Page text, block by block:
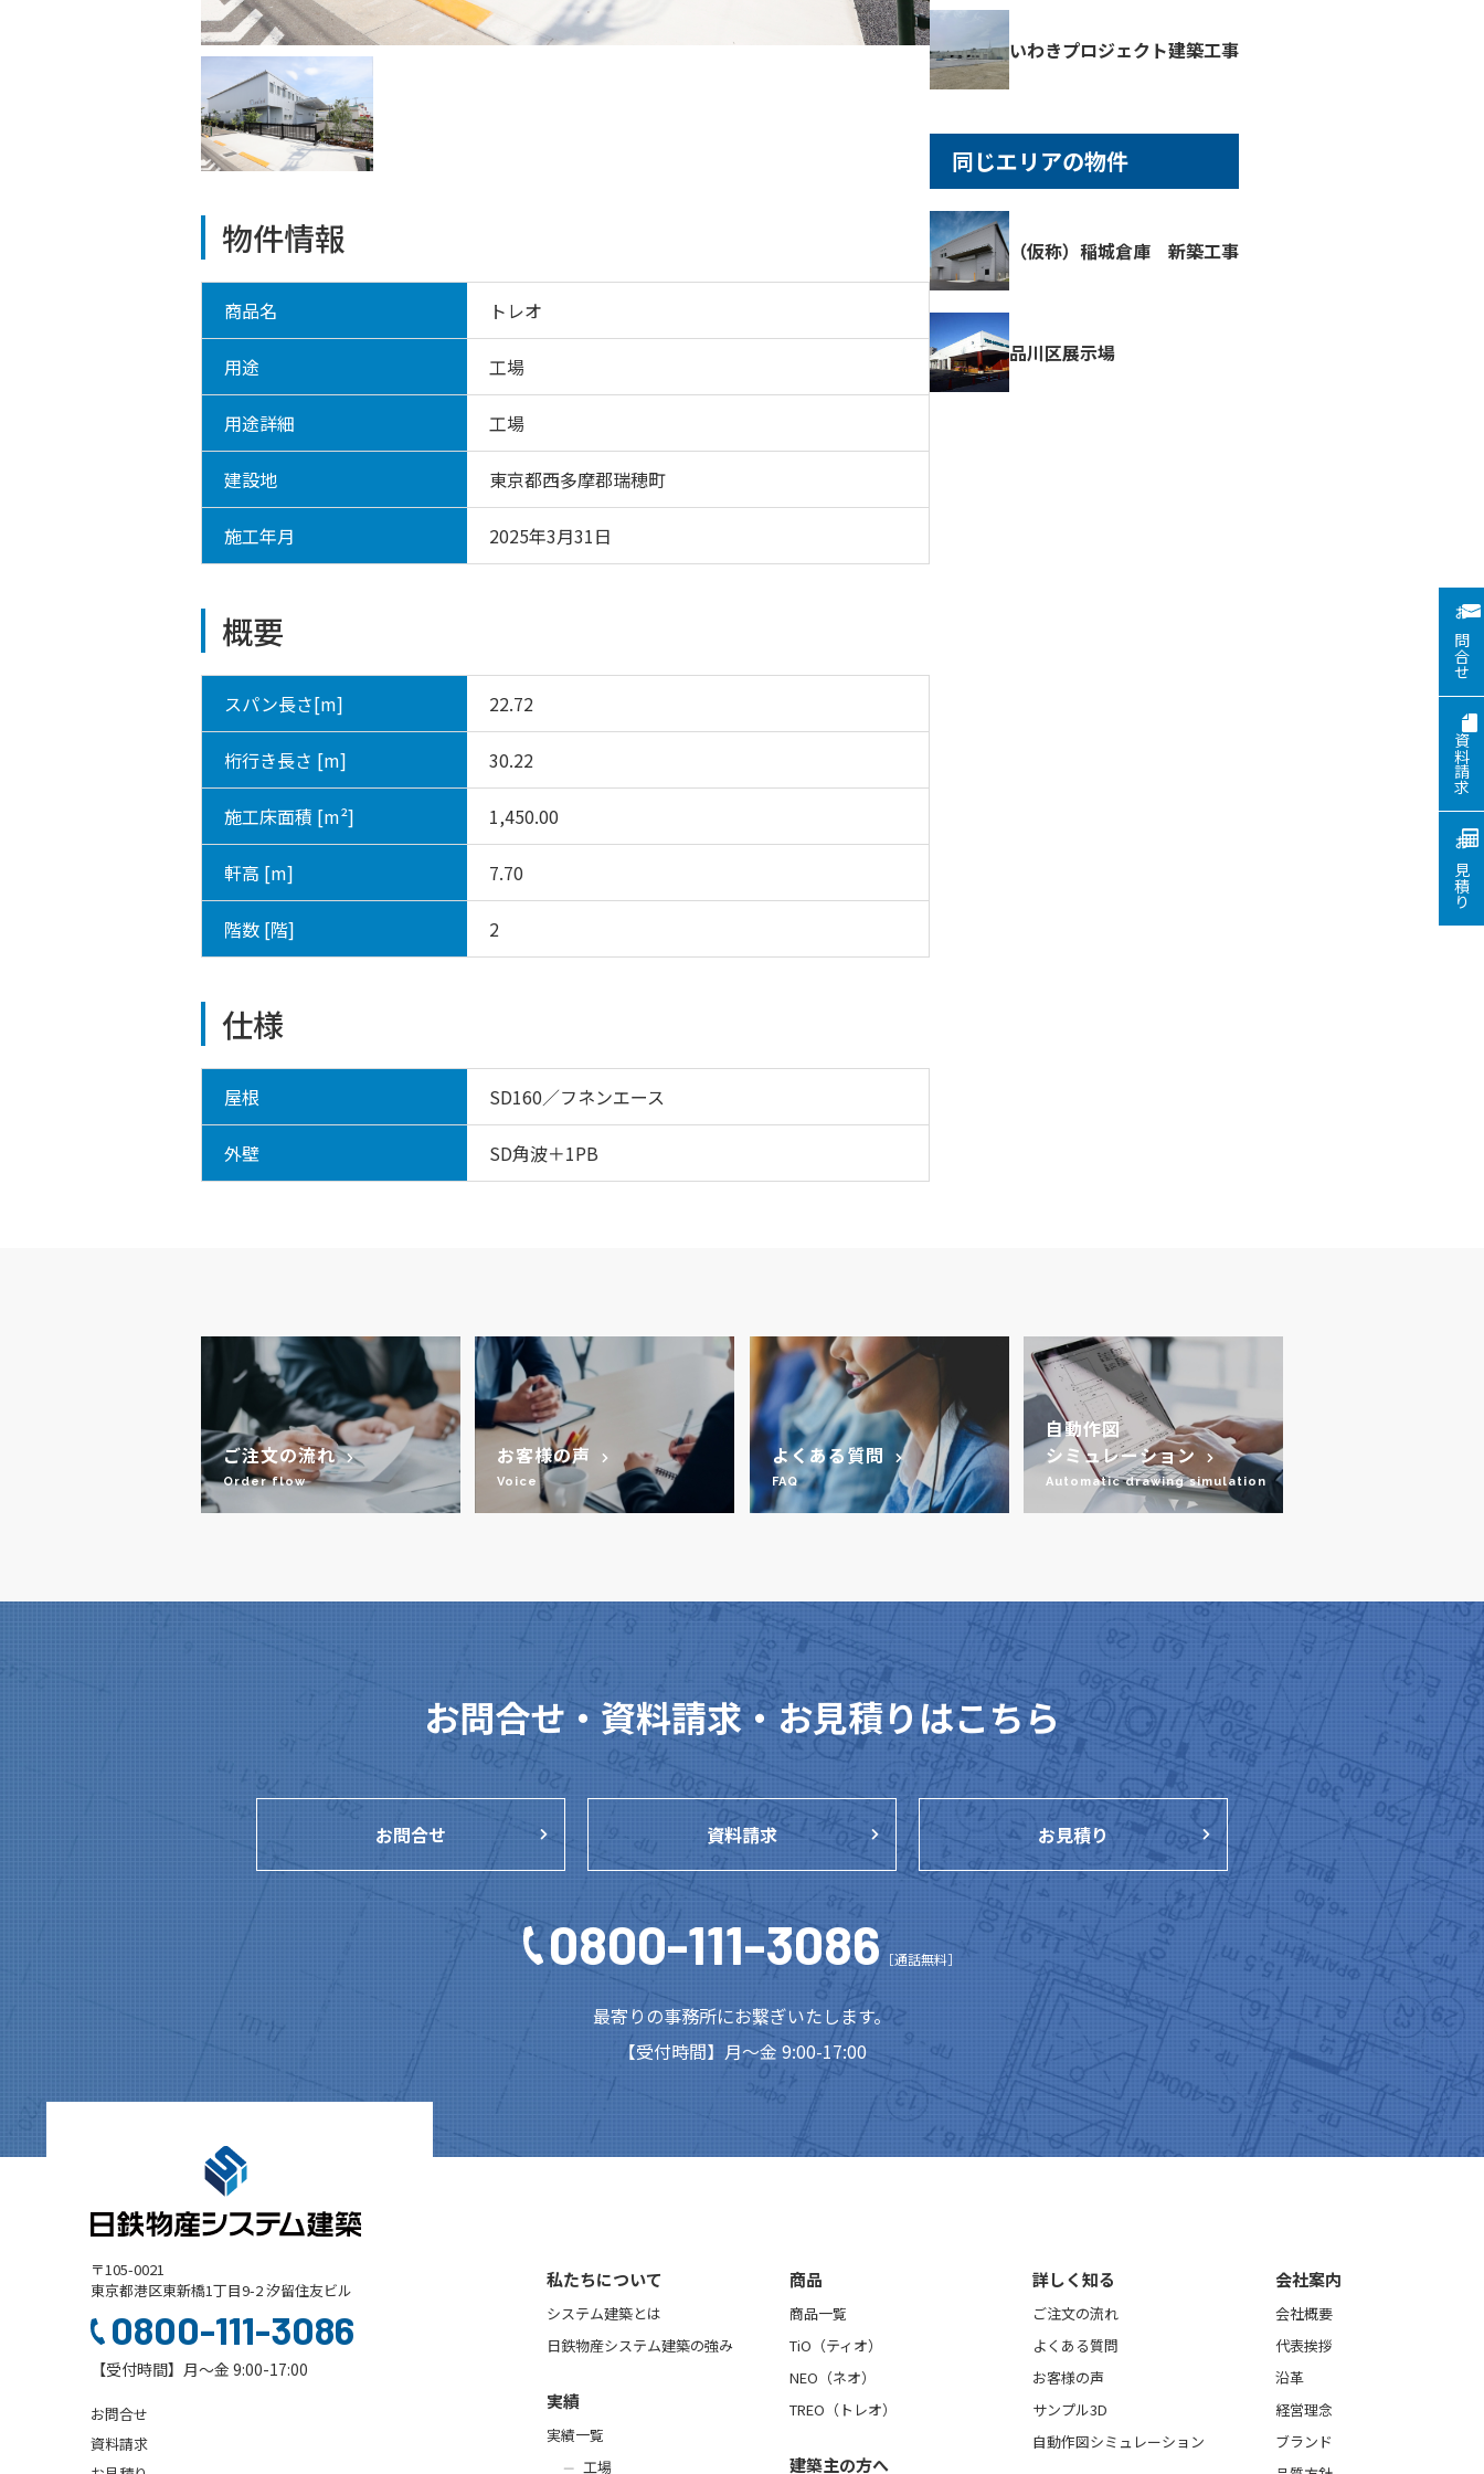
お問合せ
資料請求
お見積り
物件情報
商品名 トレオ
用途 工場
用途詳細 工場
建設地 東京都西多摩郡瑞穂町
施工年月 2025年3月31日
概要
スパン長さ[m] 22.72
桁行き長さ [m] 30.22
施工床面積 [m²] 1,450.00
軒高 [m] 7.70
階数 [階] 2
仕様
屋根 SD160／フネンエース
外壁 SD角波＋1PB
いわきプロジェクト建築工事
同じエリアの物件
（仮称）稲城倉庫 新築工事
品川区展示場
ご注文の流れ
Order flow
お客様の声
Voice
よくある質問
FAQ
自動作図
シミュレーション
Automatic drawing simulation
お問合せ・資料請求・お見積りはこちら
お問合せ 資料請求 お見積り
0800-111-3086 ［通話無料］
最寄りの事務所にお繋ぎいたします。
【受付時間】月～金 9:00-17:00
〒105-0021
東京都港区東新橋1丁目9-2 汐留住友ビル
0800-111-3086
【受付時間】月～金 9:00-17:00
お問合せ
資料請求
私たちについて
システム建築とは
日鉄物産システム建築の強み
実績
実績一覧
工場
商品
商品一覧
TiO（ティオ）
NEO（ネオ）
TREO（トレオ）
建築主の方へ
詳しく知る
ご注文の流れ
よくある質問
お客様の声
サンプル3D
自動作図シミュレーション
会社案内
会社概要
代表挨拶
沿革
経営理念
ブランド